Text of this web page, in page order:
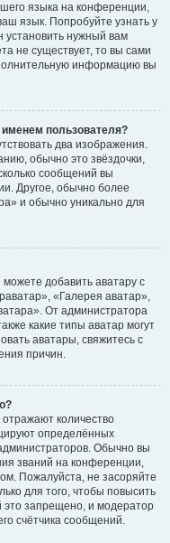
языка на конференции,
язык. Попробуйте узнать у
нужный вам
не существует, то вы сами
информацию вы
пользователя?
два изображения.
обычно это звёздочки,
сообщений вы
Другое, обычно более
и обычно уникально для
добавить аватару с
«Галерея аватар»,
От администратора
какие типы аватар могут
аватары, свяжитесь с
причин.
количество
определённых
Обычно вы
званий на конференции,
Пожалуйста, не засоряйте
для того, чтобы повысить
запрещено, и модератор
счётчика сообщений.